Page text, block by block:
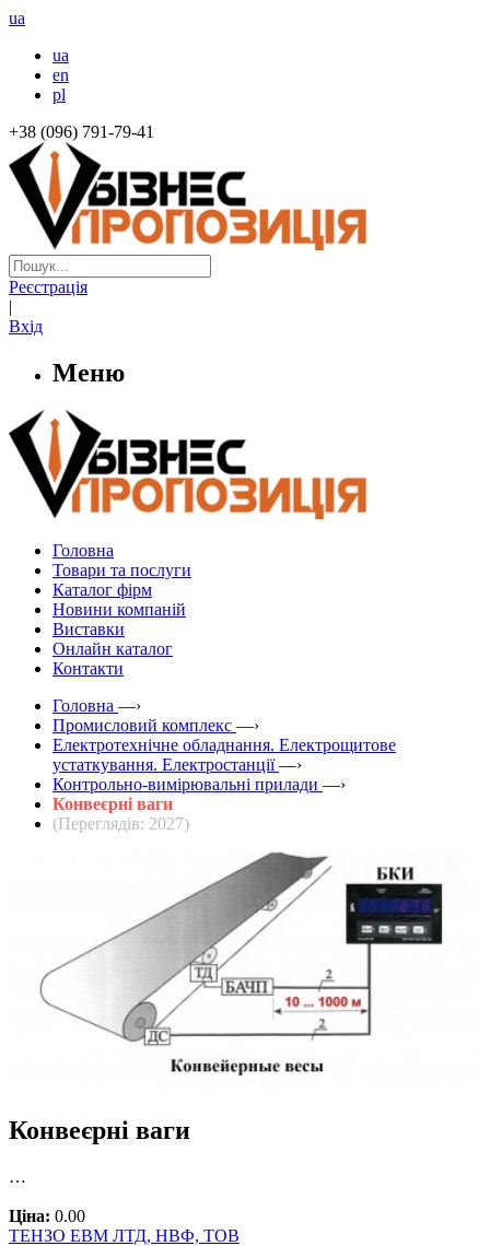
ua
ua
en
pl
+38 (096) 791-79-41
Реєстрація
|
Вхід
Меню
Головна
Товари та послуги
Каталог фірм
Новини компаній
Виставки
Онлайн каталог
Контакти
Головна —›
Промисловий комплекс —›
Електротехнічне обладнання. Електрощитове
устаткування. Електростанції —›
Контрольно-вимірювальні прилади —›
Конвеєрні ваги
(Переглядів: 2027)
Конвеєрні ваги
…
Ціна: 0.00
ТЕНЗО ЕВМ ЛТД, НВФ, ТОВ